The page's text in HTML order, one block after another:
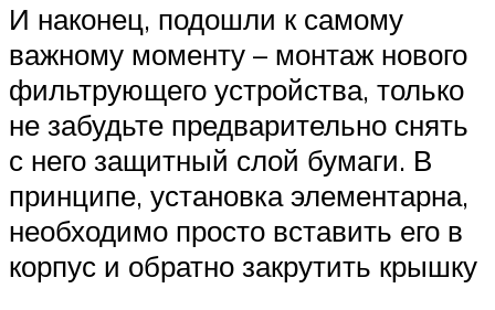
И наконец, подошли к самому
важному моменту – монтаж нового
фильтрующего устройства, только
не забудьте предварительно снять
с него защитный слой бумаги. В
принципе, установка элементарна,
необходимо просто вставить его в
корпус и обратно закрутить крышку